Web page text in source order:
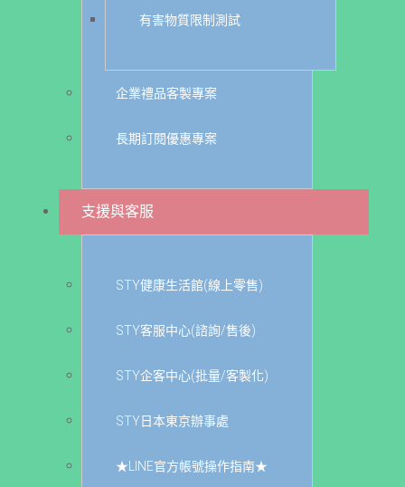
有害物質限制測試
企業禮品客製專案
長期訂閱優惠專案
支援與客服
STY健康生活館(線上零售)
STY客服中心(諮詢/售後)
STY企客中心(批量/客製化)
STY日本東京辦事處
★LINE官方帳號操作指南★